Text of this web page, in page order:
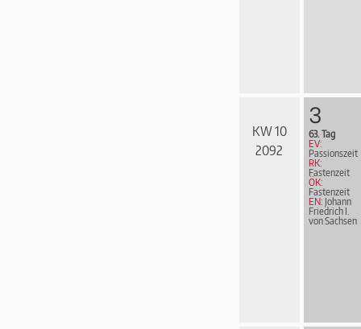
KW 10
2092
3
63. Tag
EV:
Passionszeit
RK:
Fastenzeit
ÖK:
Fastenzeit
EN: Johann
Friedrich I.
von Sachsen